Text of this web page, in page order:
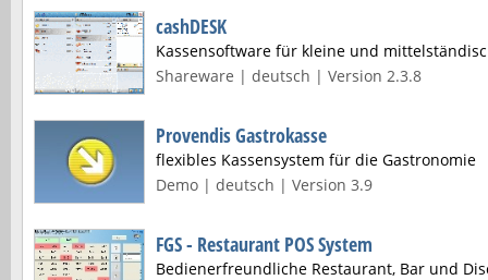
cashDESK
Kassensoftware für kleine und
Shareware | deutsch | Version 2.3.8
Provendis Gastrokasse
flexibles Kassensystem für die Gastronomie
Demo | deutsch | Version 3.9
FGS - Restaurant POS System
Bedienerfreundliche Restaurant, Bar und